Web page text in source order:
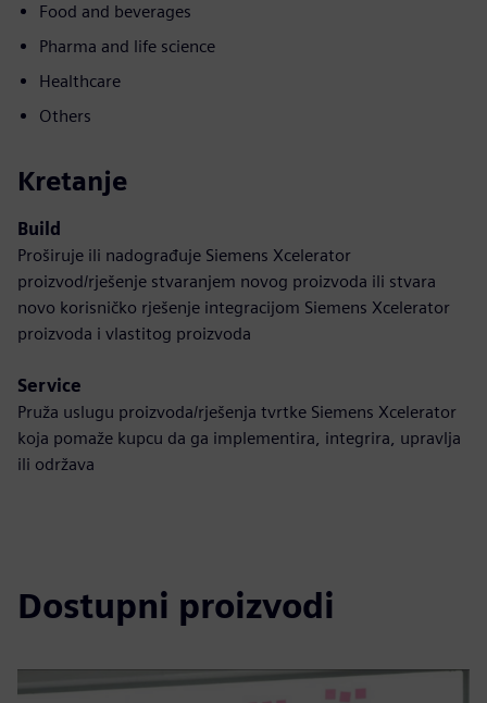
Food and beverages
Pharma and life science
Healthcare
Others
Kretanje
Build
Proširuje ili nadograđuje Siemens Xcelerator
proizvod/rješenje stvaranjem novog proizvoda ili stvara
novo korisničko rješenje integracijom Siemens Xcelerator
proizvoda i vlastitog proizvoda
Service
Pruža uslugu proizvoda/rješenja tvrtke Siemens Xcelerator
koja pomaže kupcu da ga implementira, integrira, upravlja
ili održava
Dostupni proizvodi